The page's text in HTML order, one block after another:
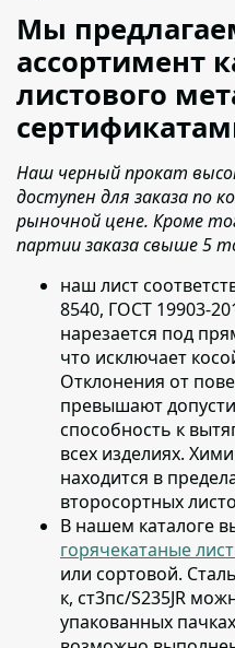
Мы
ассортимент
листового
Наш черный прокат
доступен для заказа по
рыночной цене. Кроме
партии заказа свыше 5
наш лист
8540, ГОСТ 19903-
нарезается под
что исключает
Отклонения от
превышают
способность к
всех изделиях.
находится в
второсортных
В нашем каталоге
горячекатаные
или сортовой.
к, ст3пс/S235JR
упакованных